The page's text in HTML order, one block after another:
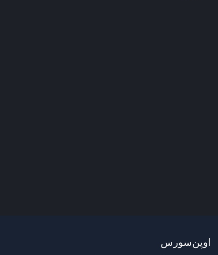
اوپن‌سورس